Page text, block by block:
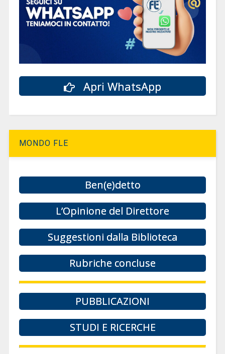
Apri WhatsApp
MONDO FLE
Ben(e)detto
L’Opinione del Direttore
Suggestioni dalla Biblioteca
Rubriche concluse
PUBBLICAZIONI
STUDI E RICERCHE